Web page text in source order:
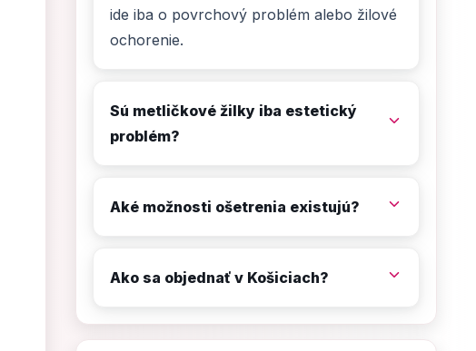
ide iba o povrchový problém alebo žilové
ochorenie.
Sú metličkové žilky iba estetický
problém?
Aké možnosti ošetrenia existujú?
Ako sa objednať v Košiciach?